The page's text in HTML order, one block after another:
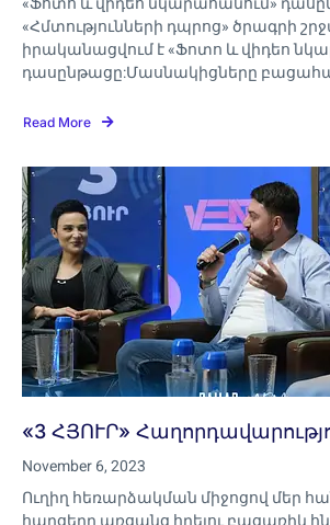
«Հմտությունների դպրոց» ծրագրի
իրականացվում է «‎Ֆոտո և վիդեո
դասընթացը:Մասնակիցները
Read More
«3 ՀՅՈՒՐ»
November 6, 2023
Ուղիղ հեռարձակման միջոցով մեր